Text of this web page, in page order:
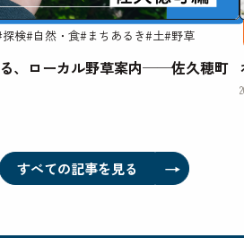
検#自然・食#まちあるき#土#野草
、ローカル野草案内──佐久穂町
すべての記事を見る →